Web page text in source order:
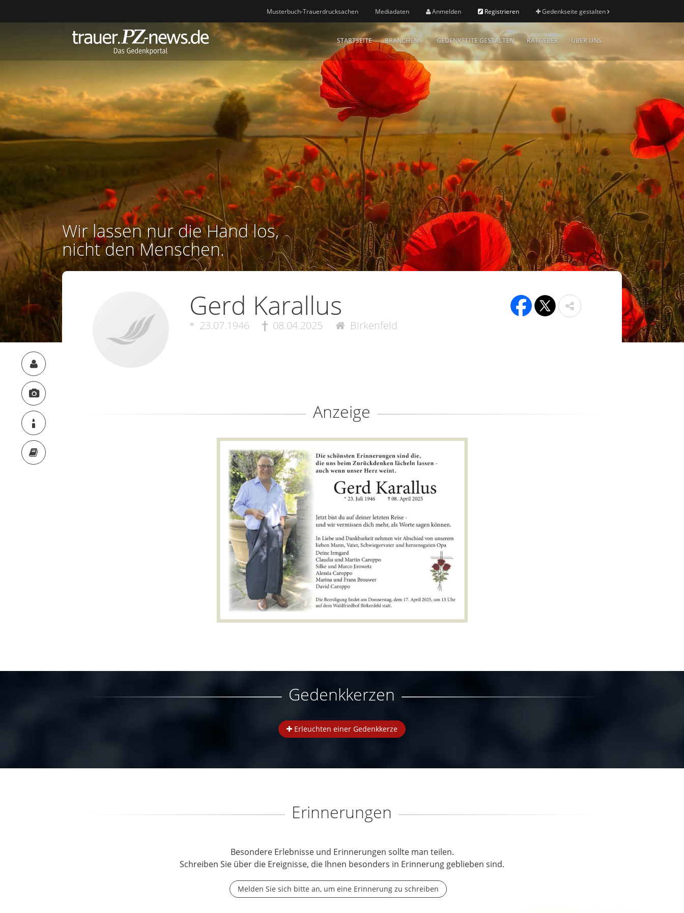
Musterbuch-Trauerdrucksachen Mediadaten Anmelden Registrieren Gedenkseite gestalten
STARTSEITE BRANCHEN GEDENKSEITE GESTALTEN RATGEBER ÜBER UNS
Wir lassen nur die Hand los,
nicht den Menschen.
Gerd Karallus
23.07.1946 08.04.2025 Birkenfeld
Anzeige
Gedenkkerzen
Erleuchten einer Gedenkkerze
Erinnerungen
Besondere Erlebnisse und Erinnerungen sollte man teilen.
Schreiben Sie über die Ereignisse, die Ihnen besonders in Erinnerung geblieben sind.
Melden Sie sich bitte an, um eine Erinnerung zu schreiben